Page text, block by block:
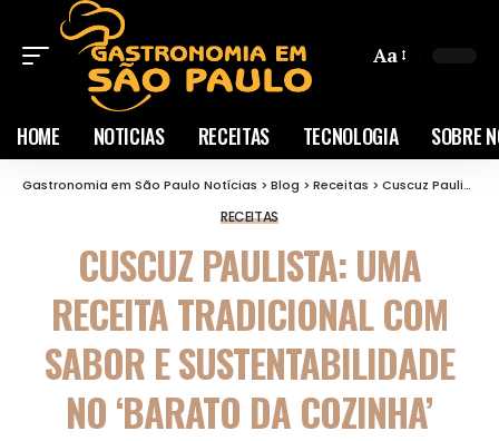
Aa
HOME NOTICIAS RECEITAS TECNOLOGIA SOBRE
Gastronomia em São Paulo Notícias >Blog >Receitas >Cuscuz Paulista: Uma Receita Tradicional com Sabor e Sustentabilidade no ‘Barato da Cozinha’
RECEITAS
CUSCUZ PAULISTA: UMA
RECEITA TRADICIONAL COM
SABOR E SUSTENTABILIDADE
NO ‘BARATO DA COZINHA’